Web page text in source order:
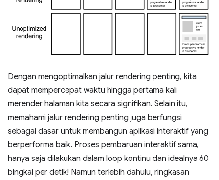
Dengan mengoptimalkan jalur rendering penting, kita
dapat mempercepat waktu hingga pertama kali
merender halaman kita secara signifikan. Selain itu,
memahami jalur rendering penting juga berfungsi
sebagai dasar untuk membangun aplikasi interaktif yang
berperforma baik. Proses pembaruan interaktif sama,
hanya saja dilakukan dalam loop kontinu dan idealnya 60
bingkai per detik! Namun terlebih dahulu, ringkasan